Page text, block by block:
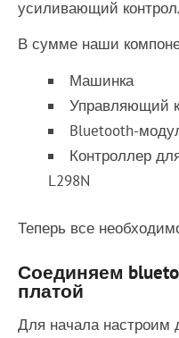
усиливающий
В сумме наши
Машинка
Управляющий
Bluetooth-
Контроллер
L298N
Теперь все
Соединяем
платой
Для начала настроим